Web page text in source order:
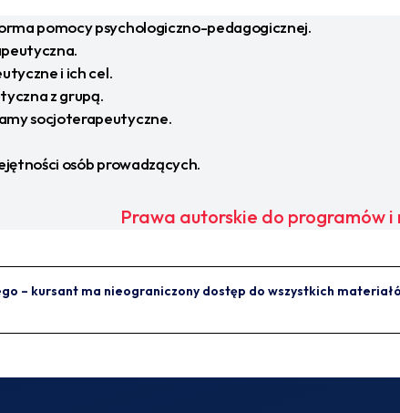
pomocy psychologiczno-pedagogicznej.
i ich cel.
z grupą.
socjoterapeutyczne.
osób prowadzących.
Prawa autorskie do programów
– kursant ma nieograniczony dostęp do wszystkich